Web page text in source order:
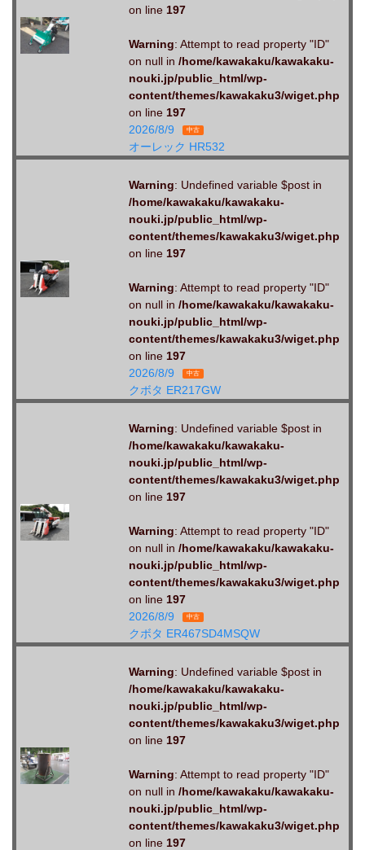
on line 197
Warning: Attempt to read property "ID"
on null in /home/kawakaku/kawakaku-
nouki.jp/public_html/wp-
content/themes/kawakaku3/wiget.php
on line 197
2026/8/9
中古
オーレック HR532
Warning: Undefined variable $post in
/home/kawakaku/kawakaku-
nouki.jp/public_html/wp-
content/themes/kawakaku3/wiget.php
on line 197
Warning: Attempt to read property "ID"
on null in /home/kawakaku/kawakaku-
nouki.jp/public_html/wp-
content/themes/kawakaku3/wiget.php
on line 197
2026/8/9
中古
クボタ ER217GW
Warning: Undefined variable $post in
/home/kawakaku/kawakaku-
nouki.jp/public_html/wp-
content/themes/kawakaku3/wiget.php
on line 197
Warning: Attempt to read property "ID"
on null in /home/kawakaku/kawakaku-
nouki.jp/public_html/wp-
content/themes/kawakaku3/wiget.php
on line 197
2026/8/9
中古
クボタ ER467SD4MSQW
Warning: Undefined variable $post in
/home/kawakaku/kawakaku-
nouki.jp/public_html/wp-
content/themes/kawakaku3/wiget.php
on line 197
Warning: Attempt to read property "ID"
on null in /home/kawakaku/kawakaku-
nouki.jp/public_html/wp-
content/themes/kawakaku3/wiget.php
on line 197